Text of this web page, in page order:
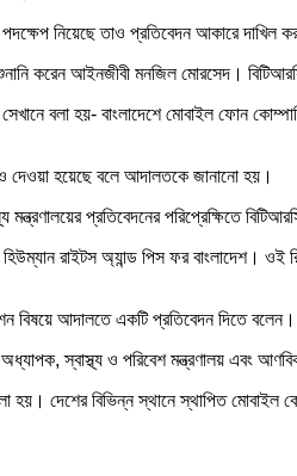
পদক্ষেপ নিয়েছে তাও প্রতিবেদন আকারে
করেন আইনজীবী মনজিল মোরসেদ।
বলা হয়- বাংলাদেশে মোবাইল ফোন
দেওয়া হয়েছে বলে আদালতকে জানানো হয়।
প্রতিবেদনের পরিপ্রেক্ষিতে
রাইটস অ্যান্ড পিস ফর বাংলাদেশ। ওই
বিষয়ে আদালতে একটি প্রতিবেদন দিতে বলেন।
স্বাস্থ্য ও পরিবেশ মন্ত্রণালয় এবং
দেশের বিভিন্ন স্থানে স্থাপিত মোবাইল